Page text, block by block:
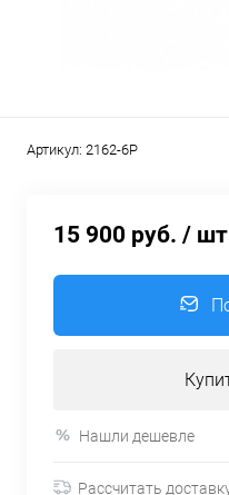
Артикул: 2162-6P
15 900 руб. / шт
Нашли дешевле
Рассчитать